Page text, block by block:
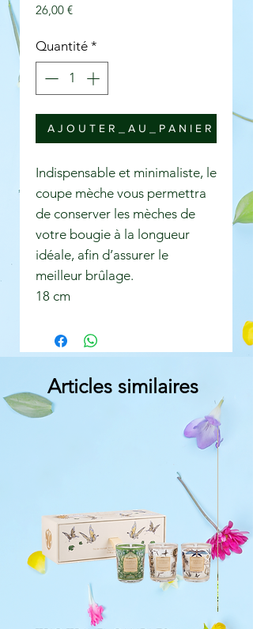
26,00 €Prix
Quantité *
A J O U T E R _ A U _ P A N I E R
Indispensable et minimaliste, le
coupe mèche vous permettra
de conserver les mèches de
votre bougie à la longueur
idéale, afin d’assurer le
meilleur brûlage.
18 cm
Articles similaires